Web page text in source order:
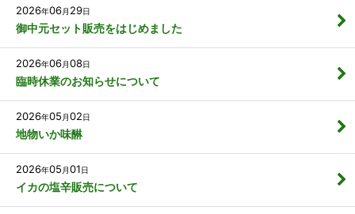
2026年06月 29日
御中元セット販売をはじめました
2026年06月08日
臨時休業のお知らせについて
2026年05 月02日
地物いか味醂
2026年05 月01日
イカの塩辛販売について